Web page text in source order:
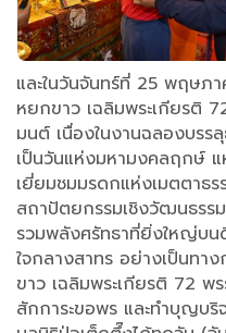
และในวันจันทร์ที่ 25 พฤษภ
หยกขาว เฉลิมพระเกียรติ
มนต์ เนื่องในงานฉลองบรร
เป็นวันแห่งมหามงคลฤกษ์ แ
เยี่ยมชมมรดกแห่งเมตตาธร
สถาปัตยกรรมเชิงวัฒนธร
รวมพลังศรัทธาที่ยิ่งใหญ่บ
ใจกลางสาทร อย่างเป็นทา
ขาว เฉลิมพระเกียรติ 72 พร
สักการะขอพร และทำบุญบ